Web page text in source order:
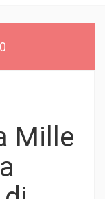
Mille